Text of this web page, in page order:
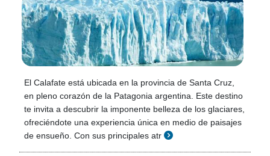
El Calafate está ubicada en la provincia de Santa Cruz,
en pleno corazón de la Patagonia argentina. Este destino
te invita a descubrir la imponente belleza de los glaciares,
ofreciéndote una experiencia única en medio de paisajes
de ensueño. Con sus principales atr